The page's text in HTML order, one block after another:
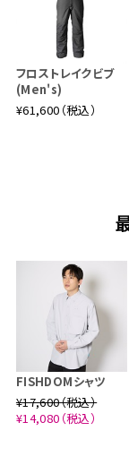
フロストレイクビブ
(Men's)
¥61,600（税込）
FISHDOMシャツ
¥17,600（税込）
¥14,080（税込）